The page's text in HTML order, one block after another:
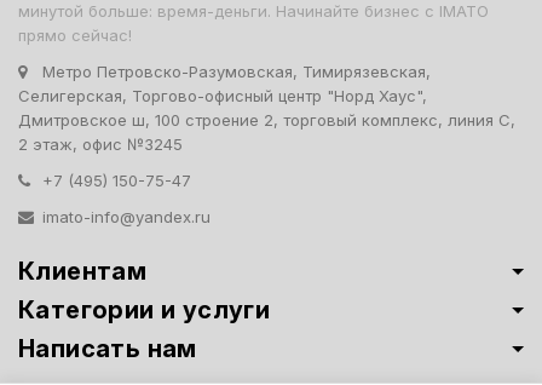
минутой больше: время-деньги. Начинайте бизнес с IMATO
прямо сейчас!
Метро Петровско-Разумовская, Тимирязевская,
Селигерская, Торгово-офисный центр "Норд Хаус",
Дмитровское ш, 100 строение 2, торговый комплекс, линия С,
2 этаж, офис №3245
+7 (495) 150-75-47
imato-info@yandex.ru
Клиентам
Категории и услуги
Написать нам